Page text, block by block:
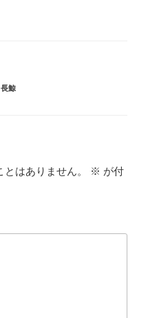
長鯨
はありません。 ※ が付